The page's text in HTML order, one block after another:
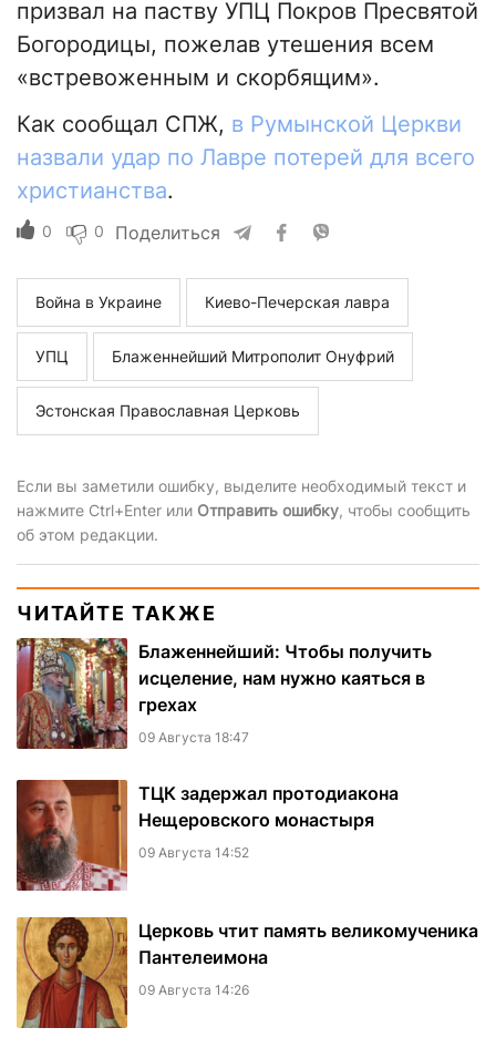
призвал на паству УПЦ Покров Пресвятой
Богородицы, пожелав утешения всем
«встревоженным и скорбящим».
Как сообщал СПЖ, в Румынской Церкви
назвали удар по Лавре потерей для всего
христианства.
0 0 Поделиться
Война в Украине Киево-Печерская лавра
УПЦ Блаженнейший Митрополит Онуфрий
Эстонская Православная Церковь
Если вы заметили ошибку, выделите необходимый текст и
нажмите Ctrl+Enter или Отправить ошибку, чтобы сообщить
об этом редакции.
ЧИТАЙТЕ ТАКЖЕ
Блаженнейший: Чтобы получить
исцеление, нам нужно каяться в
грехах
09 Августа 18:47
ТЦК задержал протодиакона
Нещеровского монастыря
09 Августа 14:52
Церковь чтит память великомученика
Пантелеимона
09 Августа 14:26